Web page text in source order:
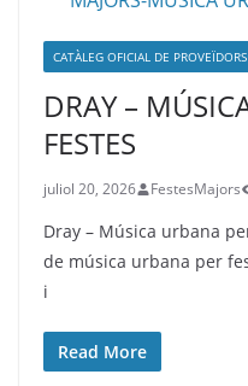
CATÀLEG OFICIAL DE
DRAY –
FESTES
juliol 20, 2026 FestesMajors
Dray – Música urbana
de música urbana per
i
Read More